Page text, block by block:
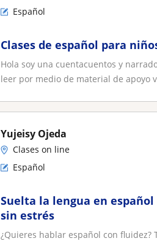
Español
Clases de español para
Hola soy una cuentacuentos y
leer por medio de material de apoyo
Yujeisy Ojeda
Clases on line
Español
Suelta la lengua en
sin estrés
¿Quieres hablar español con fluidez?